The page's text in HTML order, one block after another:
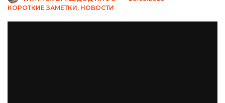
КОРОТКИЕ ЗАМЕТКИ, НОВОСТИ